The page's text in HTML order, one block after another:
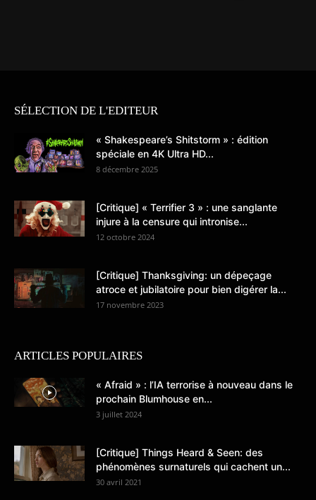
SÉLECTION DE L'EDITEUR
« Shakespeare’s Shitstorm » : édition
spéciale en 4K Ultra HD...
8 décembre 2025
[Critique] « Terrifier 3 » : une sanglante
injure à la censure qui intronise...
12 octobre 2024
[Critique] Thanksgiving: un dépeçage
atroce et jubilatoire pour bien digérer la...
17 novembre 2023
ARTICLES POPULAIRES
« Afraid » : l’IA terrorise à nouveau dans le
prochain Blumhouse en...
3 juillet 2024
[Critique] Things Heard & Seen: des
phénomènes surnaturels qui cachent un...
30 avril 2021